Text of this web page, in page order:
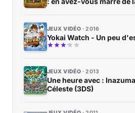
JEUX VIDÉO 2016
Yokai Watch - Un peu
JEUX VIDÉO 2013
Une heure avec :
Céleste (3DS)